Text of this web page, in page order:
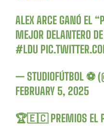
ALEX ARCE GANÓ EL
MEJOR DELANTERO
#LDU
— STUDIOFÚTBOL ⚽
FEBRUARY 5, 2025
🏆🇪🇨 PREMIOS EL